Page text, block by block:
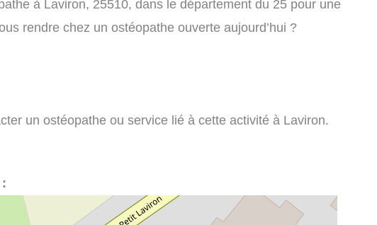
à Laviron, 25510, dans le département du 25 pour une
rendre chez un ostéopathe ouverte aujourd’hui ?
un ostéopathe ou service lié à cette activité à Laviron.